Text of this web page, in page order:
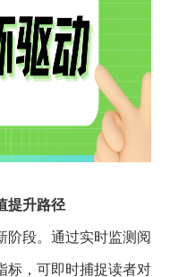
提升路径
阶段。通过实时监测阅
标，可即时捕捉读者对